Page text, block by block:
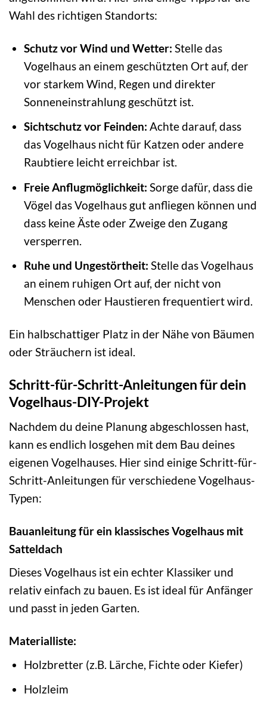
Wahl des richtigen Standorts:
Schutz vor Wind und Wetter: Stelle das
Vogelhaus an einem geschützten Ort auf, der
vor starkem Wind, Regen und direkter
Sonneneinstrahlung geschützt ist.
Sichtschutz vor Feinden: Achte darauf, dass
das Vogelhaus nicht für Katzen oder andere
Raubtiere leicht erreichbar ist.
Freie Anflugmöglichkeit: Sorge dafür, dass die
Vögel das Vogelhaus gut anfliegen können und
dass keine Äste oder Zweige den Zugang
versperren.
Ruhe und Ungestörtheit: Stelle das Vogelhaus
an einem ruhigen Ort auf, der nicht von
Menschen oder Haustieren frequentiert wird.
Ein halbschattiger Platz in der Nähe von Bäumen
oder Sträuchern ist ideal.
Schritt-für-Schritt-Anleitungen für dein
Vogelhaus-DIY-Projekt
Nachdem du deine Planung abgeschlossen hast,
kann es endlich losgehen mit dem Bau deines
eigenen Vogelhauses. Hier sind einige Schritt-für-
Schritt-Anleitungen für verschiedene Vogelhaus-
Typen:
Bauanleitung für ein klassisches Vogelhaus mit
Satteldach
Dieses Vogelhaus ist ein echter Klassiker und
relativ einfach zu bauen. Es ist ideal für Anfänger
und passt in jeden Garten.
Materialliste:
Holzbretter (z.B. Lärche, Fichte oder Kiefer)
Holzleim